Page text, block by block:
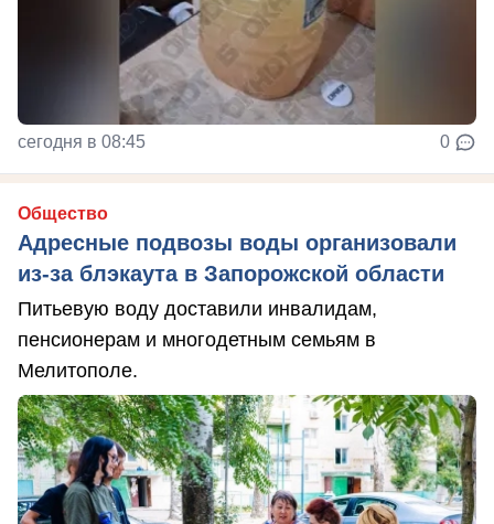
сегодня в 08:45 0
Общество
Адресные подвозы воды организовали
из-за блэкаута в Запорожской области
Питьевую воду доставили инвалидам,
пенсионерам и многодетным семьям в
Мелитополе.